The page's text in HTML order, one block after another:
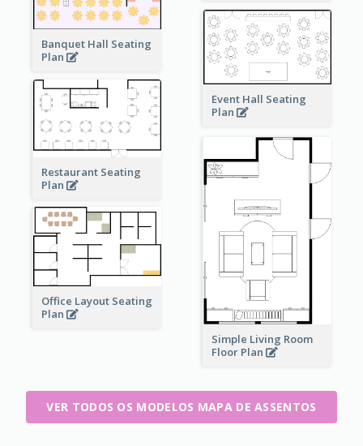
Banquet Hall Seating
Plan
Event Hall Seating
Plan
Restaurant Seating
Plan
Simple Living Room
Floor Plan
Office Layout Seating
Plan
VER TODOS OS MODELOS MAPA DE ASSENTOS